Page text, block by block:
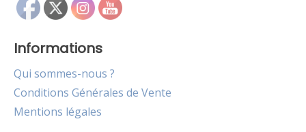
Informations
Qui sommes-nous ?
Conditions Générales de Vente
Mentions légales